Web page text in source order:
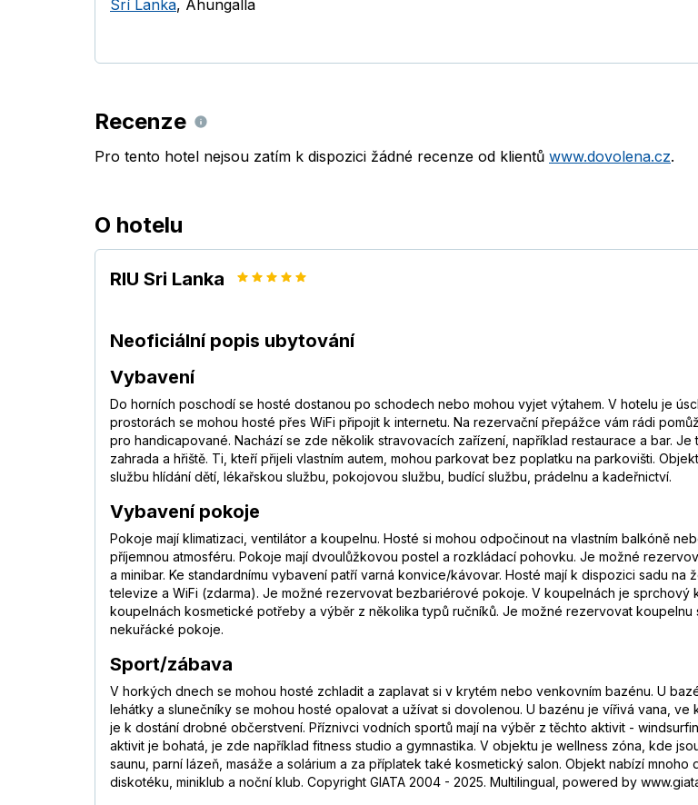
Srí Lanka, Ahungalla
Recenze
Pro tento hotel nejsou zatím k dispozici žádné recenze od klientů www.dovolena.cz.
O hotelu
RIU Sri Lanka
Neoficiální popis ubytování
Vybavení
Do horních poschodí se hosté dostanou po schodech nebo mohou vyjet výtahem. V hotelu je
prostorách se mohou hosté přes WiFi připojit k internetu. Na rezervační přepážce vám rádi
pro handicapované. Nachází se zde několik stravovacích zařízení, například restaurace a bar.
zahrada a hřiště. Ti, kteří přijeli vlastním autem, mohou parkovat bez poplatku na parkovišti.
službu hlídání dětí, lékařskou službu, pokojovou službu, budící službu, prádelnu a kadeřnictví.
Vybavení pokoje
Pokoje mají klimatizaci, ventilátor a koupelnu. Hosté si mohou odpočinout na vlastním balkóně
příjemnou atmosféru. Pokoje mají dvoulůžkovou postel a rozkládací pohovku. Je možné
a minibar. Ke standardnímu vybavení patří varná konvice/kávovar. Hosté mají k dispozici sadu
televize a WiFi (zdarma). Je možné rezervovat bezbariérové pokoje. V koupelnách je sprchový
koupelnách kosmetické potřeby a výběr z několika typů ručníků. Je možné rezervovat
nekuřácké pokoje.
Sport/zábava
V horkých dnech se mohou hosté zchladit a zaplavat si v krytém nebo venkovním bazénu. U
lehátky a slunečníky se mohou hosté opalovat a užívat si dovolenou. U bazénu je vířivá vana,
je k dostání drobné občerstvení. Příznivci vodních sportů mají na výběr z těchto aktivit -
aktivit je bohatá, je zde například fitness studio a gymnastika. V objektu je wellness zóna, kde
saunu, parní lázeň, masáže a solárium a za příplatek také kosmetický salon. Objekt nabízí
diskotéku, miniklub a noční klub. Copyright GIATA 2004 - 2025. Multilingual, powered by